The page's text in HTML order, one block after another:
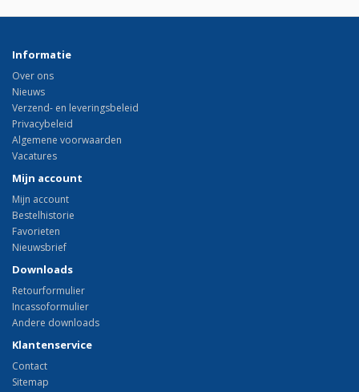
Informatie
Over ons
Nieuws
Verzend- en leveringsbeleid
Privacybeleid
Algemene voorwaarden
Vacatures
Mijn account
Mijn account
Bestelhistorie
Favorieten
Nieuwsbrief
Downloads
Retourformulier
Incassoformulier
Andere downloads
Klantenservice
Contact
Sitemap